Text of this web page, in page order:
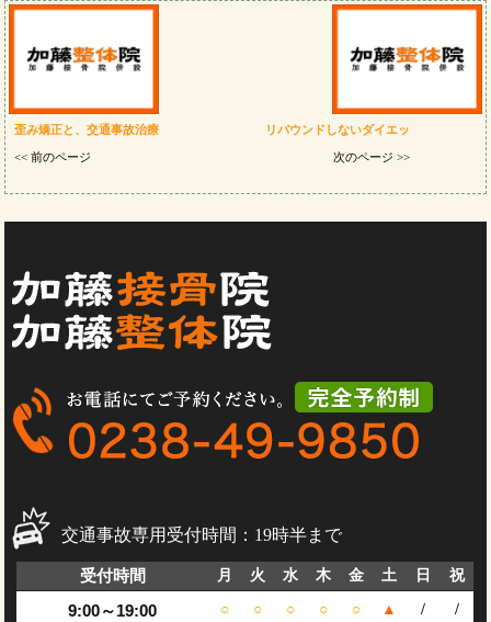
歪み矯正と、交通事故治療
<< 前のページ
リバウンドしないダイエッ
次のページ >>
交通事故専用受付時間：19時半まで
受付時間 月 火 水 木 金 土 日 祝
9:00～19:00 ○ ○ ○ ○ ○ ▲ / /